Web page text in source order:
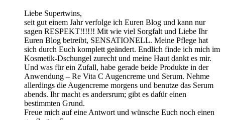
Liebe Supertwins,
seit gut einem Jahr verfolge ich Euren Blog und kann nur
sagen RESPEKT!!!!!! Mit wie viel Sorgfalt und Liebe Ihr
Euren Blog betreibt, SENSATIONELL. Meine Pflege hat
sich durch Euch komplett geändert. Endlich finde ich mich im
Kosmetik-Dschungel zurecht und meine Haut dankt es mir.
Und was für ein Zufall, habe gerade beide Produkte in der
Anwendung – Re Vita C Augencreme und Serum. Nehme
allerdings die Augencreme morgens und benutze das Serum
abends. Ihr macht es andersrum; gibt es dafür einen
bestimmten Grund.
Freue mich auf eine Antwort und wünsche Euch noch einen